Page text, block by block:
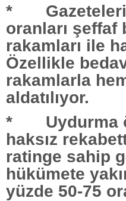
* Gazetelerin
oranları
rakamları ile
Özellikle
rakamlarla
aldatılıyor.
* Uydurma
haksız
ratinge sahip
hükümete
yüzde 50-75